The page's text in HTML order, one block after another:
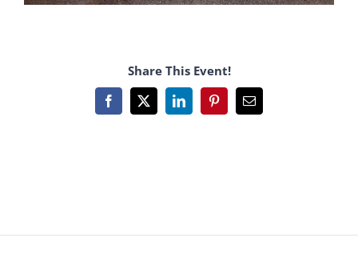
Share This Event!
Facebook
X LinkedInPinterestEmail